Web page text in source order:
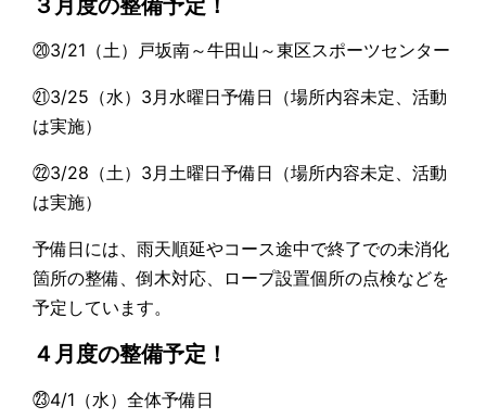
３月度の整備予定！
⑳3/21（土）戸坂南～牛田山～東区スポーツセンター
㉑3/25（水）3月水曜日予備日（場所内容未定、活動
は実施）
㉒3/28（土）3月土曜日予備日（場所内容未定、活動
は実施）
予備日には、雨天順延やコース途中で終了での未消化
箇所の整備、倒木対応、ロープ設置個所の点検などを
予定しています。
４月度の整備予定！
㉓4/1（水）全体予備日